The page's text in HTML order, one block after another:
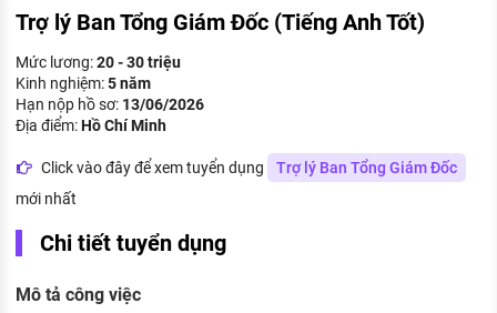
Việc làm tốt nhất
CÔNG TY
Nhà tuyển dụng hàng đầu
MẪU CV THEO STYLE
Mẫu CV đơn giản
Lao động và tiền lương
Bảo hiểm và phúc lợi
Thuế thu nhập
Hồ sơ biểu mẫu
Tử vi nghề nghiệp
Trợ lý Ban Tổng Giám Đốc (Tiếng Anh Tốt)
Mức lương:20 - 30 triệu
Kinh nghiệm:5 năm
Hạn nộp hồ sơ: 13/06/2026
Địa điểm:Hồ Chí Minh
Click vào đây để xem tuyển dụng
Trợ lý Ban Tổng Giám Đốc
mới nhất
Chi tiết tuyển dụng
Mô tả công việc